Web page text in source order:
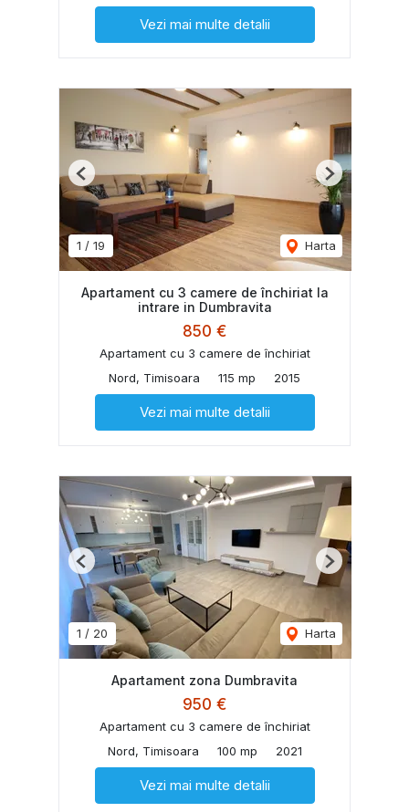
Vezi mai multe detalii
1 / 19 Harta
Previous Next
Apartament cu 3 camere de închiriat la
intrare in Dumbravita
850 €
Apartament cu 3 camere de închiriat
Nord, Timisoara
115 mp 2015
Vezi mai multe detalii
1 / 20 Harta
Previous Next
Apartament zona Dumbravita
950 €
Apartament cu 3 camere de închiriat
Nord, Timisoara
100 mp 2021
Vezi mai multe detalii